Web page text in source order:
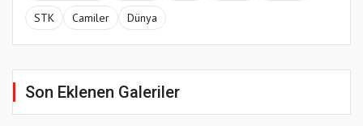
STK
Camiler Dünya
Son Eklenen Galeriler